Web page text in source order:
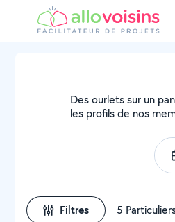
Des ourlets sur un
les profils de nos
Filtres 5